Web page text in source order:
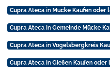
Cupra Ateca in Mücke Kaufen oder
Cupra Ateca in Gemeinde Mücke
Cupra Ateca in Vogelsbergkreis
Cupra Ateca in Gießen Kaufen oder